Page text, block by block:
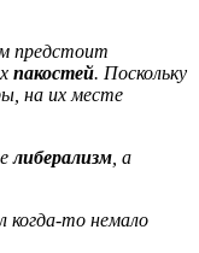
предстоит
пакостей. Поскольку
на их месте
либерализм , а
когда-то немало